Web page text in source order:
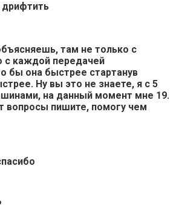
дрифтить
там не только с
с каждой передачей
бы она быстрее стартанув
Ну вы это не знаете, я с 5
на данный момент мне 19.
вопросы пишите, помогу чем